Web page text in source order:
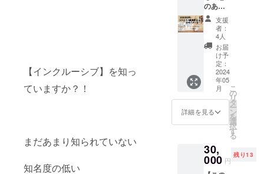
【インクルーシブ】を知っ
ていますか？！
まだあまり知られていない
知名度の低い
長男、自閉
症スペクト
ラム障害
次男、軽度
【かこい絵
里加プロ
フィール】
市出身。
母の影響で
なさま
一人一
人のお
気持ち
が集ま
ること
によっ
て【イ
ンク
ルーシ
会】を
広げる
の夢が
叶いま
す。 2
へ。 ※
追加ご
支援や
支援の
拡散も
大歓迎
です。
追加ご
支援を
してく
方は追
加金額
さい。
例えば
10,000
バッグ
選定か
らプリ
ントま
でして
いただ
きまし
た。 ロ
ゴもさ
りげな
くプリ
ントさ
んな場
面でも
使い勝
画30分
程度
（限定
YouTub
eの
URL）
＆お礼
のメッ
セージ
をお届
けしま
す！！
ら5月26
ンサー
トに向
けて、
のあっ
た歌声
とハー
ニー！
！そし
てなん
と！1ポ
イント
アドバ
イス＆
レク
チャー
もお伝
す！】
リクエ
スト曲
支援
者：
4人
お届
け予
定：
2024
年05
月
詳細を見る
こ
の
リ
タ
ー
ン
を
選
択
す
る
30,
000 円
残り13